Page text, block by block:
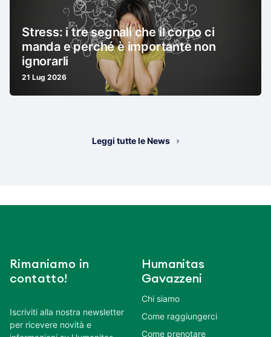
Stress: i tre segnali che il corpo ci
manda e perché è importante non
ignorarli
21 Lug 2026
Leggi tutte le News
Rimaniamo in
contatto!
Iscriviti alla nostra newsletter
per ricevere novità e
Humanitas
Gavazzeni
Chi siamo
Come raggiungerci
Come prenotare